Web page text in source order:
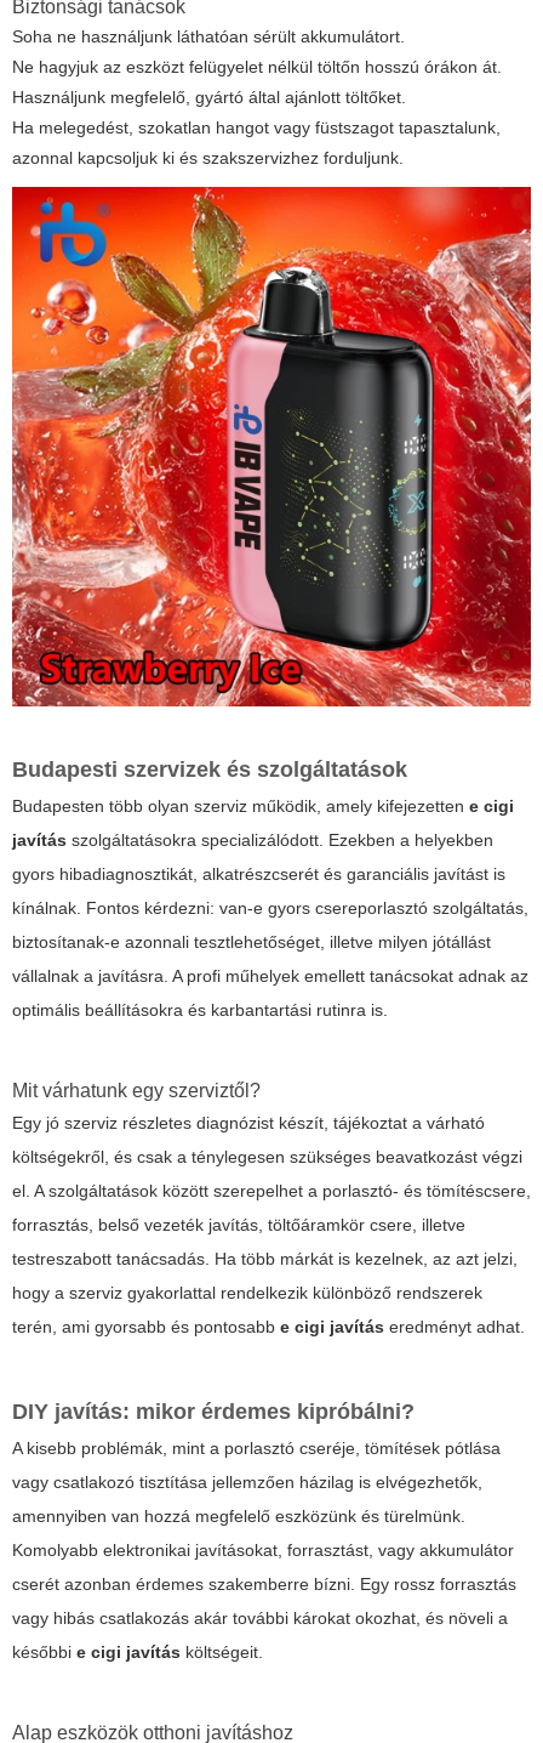
Biztonsági tanácsok
Soha ne használjunk láthatóan sérült akkumulátort.
Ne hagyjuk az eszközt felügyelet nélkül töltőn hosszú órákon át.
Használjunk megfelelő, gyártó által ajánlott töltőket.
Ha melegedést, szokatlan hangot vagy füstszagot tapasztalunk,
azonnal kapcsoljuk ki és szakszervizhez forduljunk.
Budapesti szervizek és szolgáltatások
Budapesten több olyan szerviz működik, amely kifejezetten e cigi
javítás szolgáltatásokra specializálódott. Ezekben a helyekben
gyors hibadiagnosztikát, alkatrészcserét és garanciális javítást is
kínálnak. Fontos kérdezni: van-e gyors csereporlasztó szolgáltatás,
biztosítanak-e azonnali tesztlehetőséget, illetve milyen jótállást
vállalnak a javításra. A profi műhelyek emellett tanácsokat adnak az
optimális beállításokra és karbantartási rutinra is.
Mit várhatunk egy szerviztől?
Egy jó szerviz részletes diagnózist készít, tájékoztat a várható
költségekről, és csak a ténylegesen szükséges beavatkozást végzi
el. A szolgáltatások között szerepelhet a porlasztó- és tömítéscsere,
forrasztás, belső vezeték javítás, töltőáramkör csere, illetve
testreszabott tanácsadás. Ha több márkát is kezelnek, az azt jelzi,
hogy a szerviz gyakorlattal rendelkezik különböző rendszerek
terén, ami gyorsabb és pontosabb e cigi javítás eredményt adhat.
DIY javítás: mikor érdemes kipróbálni?
A kisebb problémák, mint a porlasztó cseréje, tömítések pótlása
vagy csatlakozó tisztítása jellemzően házilag is elvégezhetők,
amennyiben van hozzá megfelelő eszközünk és türelmünk.
Komolyabb elektronikai javításokat, forrasztást, vagy akkumulátor
cserét azonban érdemes szakemberre bízni. Egy rossz forrasztás
vagy hibás csatlakozás akár további károkat okozhat, és növeli a
későbbi e cigi javítás költségeit.
Alap eszközök otthoni javításhoz